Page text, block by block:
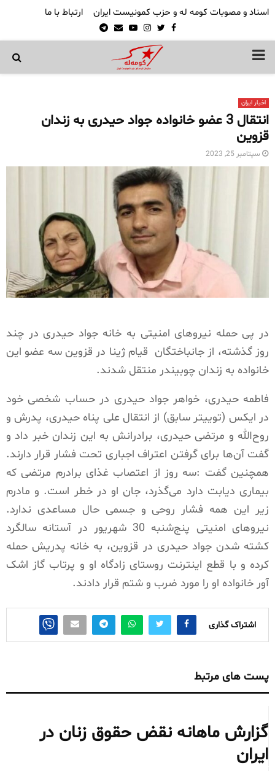
اسناد و مصوبات کومه له و حزب کمونیست ایران ارتباط با ما
Facebook
Twitter
Instagram
Youtube
Email
Telegram
PRIMARY
اخبار ایران
انتقال 3 عضو خانواده جواد حیدری به زندان
قزوین
سپتامبر 25, 2023
در پی حمله نیروهای امنیتی به خانه جواد حیدری در چند
روز گذشته، از جانباختگان قیام ژینا در قزوین سه عضو این
خانواده به زندان چوبیندر منتقل شدند.
فاطمه حیدری، خواهر جواد حیدری در حساب شخصی خود
در ایکس (توییتر سابق) از انتقال علی پناه حیدری، پدرش و
روح‌الله و مرتضی حیدری، برادرانش به این زندان خبر داد و
گفت آن‌ها برای گرفتن اعتراف اجباری تحت فشار قرار دارند.
همچنین گفت :سه روز از اعتصاب غذای برادرم مرتضی که
بیماری دیابت دارد می‌گذرد، جان او در خطر است. و مادرم
زیر این همه فشار روحی و جسمی حال مساعدی ندارد.
نیروهای امنیتی پنج‌شنبه 30 شهریور در آستانه سالگرد
کشته شدن جواد حیدری در قزوین، به خانه پدریش حمله
کرده و با قطع اینترنت روستای زادگاه او و پرتاب گاز اشک
آور خانواده او را مورد ضرب و شتم قرار دادند.
اشتراک گذاری
پست های مرتبط
گزارش ماهانه نقض حقوق زنان در
ایران